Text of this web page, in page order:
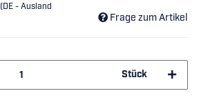
(DE - Ausland
Frage zum Artikel
Stück